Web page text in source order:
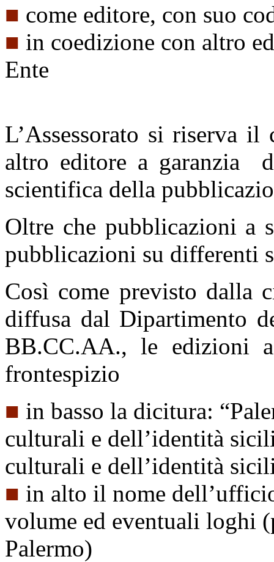
■ come editore, con suo
■ in coedizione con altro
Ente
L’Assessorato si riserva
altro editore a garanzia
scientifica della
Oltre che pubblicazioni a
pubblicazioni su differenti
Così come previsto dalla
diffusa dal Dipartimento
BB.CC.AA., le edizioni
frontespizio
■ in basso la dicitura:
culturali e dell’identità
culturali e dell’identità
■ in alto il nome
volume ed eventuali loghi
Palermo)